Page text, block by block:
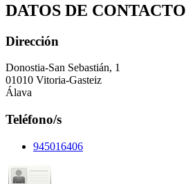
DATOS DE CONTACTO
Dirección
Donostia-San Sebastián, 1
01010 Vitoria-Gasteiz
Álava
Teléfono/s
945016406